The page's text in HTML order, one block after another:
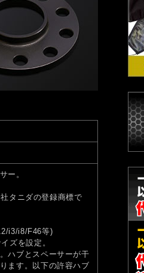
ー。
タニダの登録商標で
i3/i8/F46等)
ズを設定。
ハブとスペーサーが干
ます。以下の許容ハブ